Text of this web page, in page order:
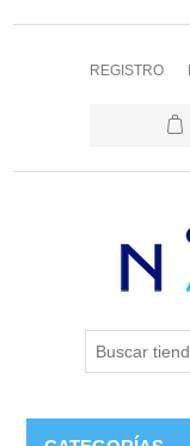
REGISTRO